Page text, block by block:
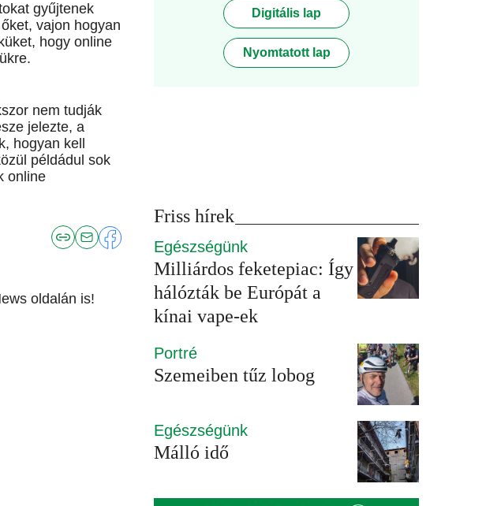
gyűjtenek
vajon hogyan
hogy online
nem tudják
jelezte, a
hogyan kell
példádul sok
online
oldalán is!
Digitális lap
Nyomtatott lap
Friss hírek
Egészségünk
Milliárdos feketepiac: Így
hálózták be Európát a
kínai vape-ek
Portré
Szemeiben tűz lobog
Egészségünk
Málló idő